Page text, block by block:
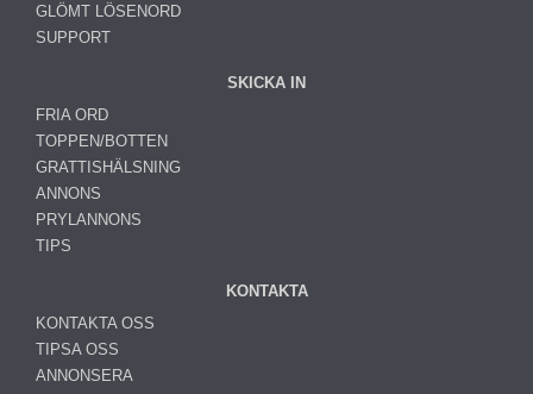
GLÖMT LÖSENORD
SUPPORT
SKICKA IN
FRIA ORD
TOPPEN/BOTTEN
GRATTISHÄLSNING
ANNONS
PRYLANNONS
TIPS
KONTAKTA
KONTAKTA OSS
TIPSA OSS
ANNONSERA